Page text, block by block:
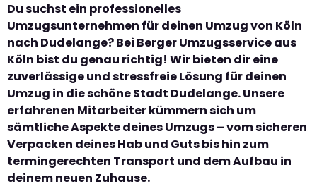
Du suchst ein professionelles
Umzugsunternehmen für deinen Umzug von Köln
nach Dudelange? Bei Berger Umzugsservice aus
Köln bist du genau richtig! Wir bieten dir eine
zuverlässige und stressfreie Lösung für deinen
Umzug in die schöne Stadt Dudelange. Unsere
erfahrenen Mitarbeiter kümmern sich um
sämtliche Aspekte deines Umzugs – vom sicheren
Verpacken deines Hab und Guts bis hin zum
termingerechten Transport und dem Aufbau in
deinem neuen Zuhause.